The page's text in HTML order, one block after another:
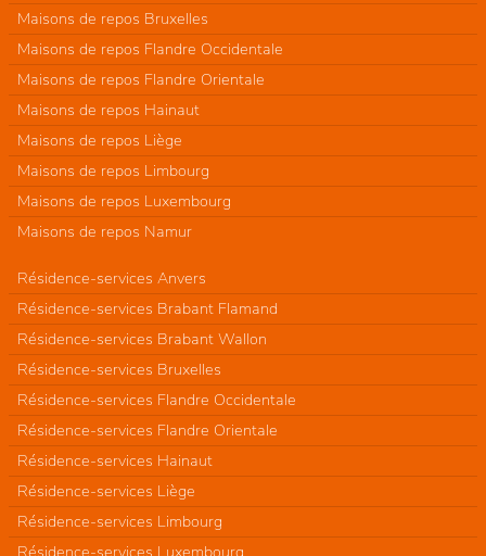
Maisons de repos Bruxelles
Maisons de repos Flandre Occidentale
Maisons de repos Flandre Orientale
Maisons de repos Hainaut
Maisons de repos Liège
Maisons de repos Limbourg
Maisons de repos Luxembourg
Maisons de repos Namur
Résidence-services Anvers
Résidence-services Brabant Flamand
Résidence-services Brabant Wallon
Résidence-services Bruxelles
Résidence-services Flandre Occidentale
Résidence-services Flandre Orientale
Résidence-services Hainaut
Résidence-services Liège
Résidence-services Limbourg
Résidence-services Luxembourg